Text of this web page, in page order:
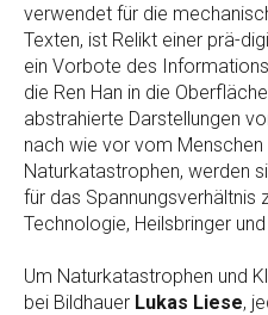
verwendet für die
Texten, ist Relikt einer prä-
ein Vorbote des
die Ren Han in die
abstrahierte Darstellungen
nach wie vor vom
Naturkatastrophen, werden
für das Spannungsverhältnis
Technologie, Heilsbringer
Um Naturkatastrophen und
bei Bildhauer Lukas Liese,